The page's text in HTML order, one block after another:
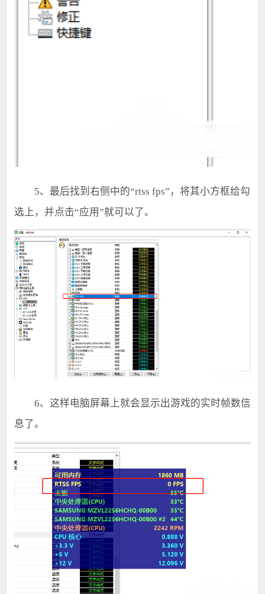
5、最后找到右侧中的“rtss fps”，将其小方框给勾
选上，并点击“应用”就可以了。
6、这样电脑屏幕上就会显示出游戏的实时帧数信
息了。